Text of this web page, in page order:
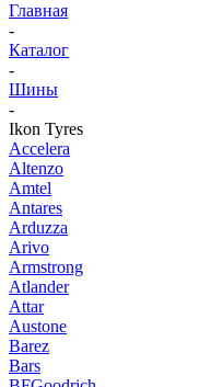
Главная
-
Каталог
-
Шины
-
Ikon Tyres
Accelera
Altenzo
Amtel
Antares
Arduzza
Arivo
Armstrong
Atlander
Attar
Austone
Barez
Bars